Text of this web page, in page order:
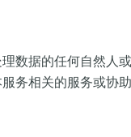
数据的任何自然人
务相关的服务或协